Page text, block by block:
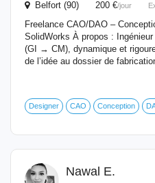
Belfort (90) 200 €/jour
Freelance CAO/DAO –
SolidWorks À propos :
(GI → CM), dynamique et
de l’idée au dossier de
Designer CAO Conception
Nawal E.